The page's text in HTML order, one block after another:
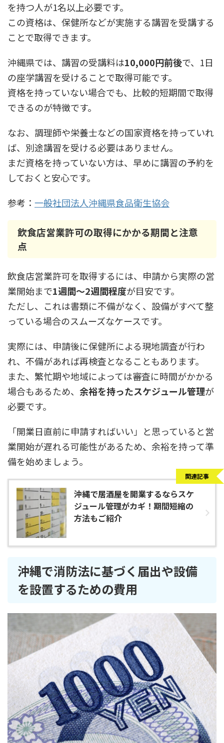
を持つ人が1名以上必要です。
この資格は、保健所などが実施する講習を受講する
ことで取得できます。
沖縄県では、講習の受講料は10,000円前後で、1日
の座学講習を受けることで取得可能です。
資格を持っていない場合でも、比較的短期間で取得
できるのが特徴です。
なお、調理師や栄養士などの国家資格を持っていれ
ば、別途講習を受ける必要はありません。
まだ資格を持っていない方は、早めに講習の予約を
しておくと安心です。
参考： 一般社団法人沖縄県食品衛生協会
飲食店営業許可の取得にかかる期間と注意
点
飲食店営業許可を取得するには、申請から実際の営
業開始まで1週間〜2週間程度が目安です。
ただし、これは書類に不備がなく、設備がすべて整
っている場合のスムーズなケースです。
実際には、申請後に保健所による現地調査が行わ
れ、不備があれば再検査となることもあります。
また、繁忙期や地域によっては審査に時間がかかる
場合もあるため、 余裕を持ったスケジュール管理が
必要です。
「開業日直前に申請すればいい」と思っていると営
業開始が遅れる可能性があるため、余裕を持って準
備を始めましょう。
沖縄で居酒屋を開業するならスケ
ジュール管理がカギ！期間短縮の
方法もご紹介
関連記事
沖縄で消防法に基づく届出や設備
を設置するための費用